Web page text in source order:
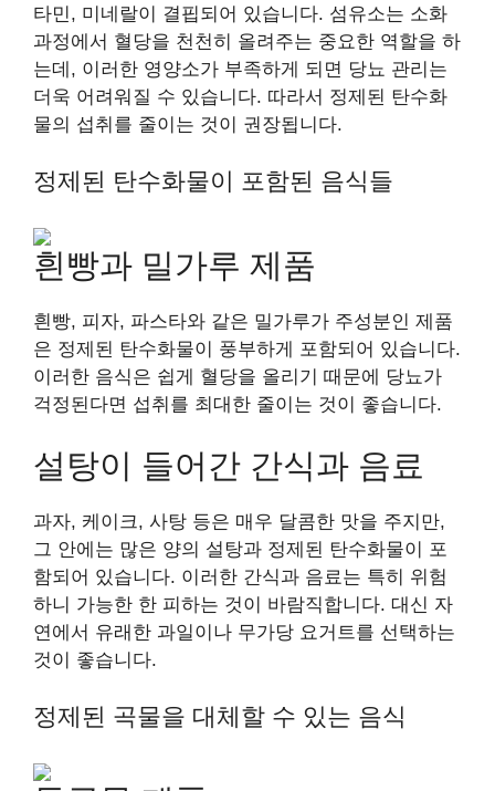
타민, 미네랄이 결핍되어 있습니다. 섬유소는 소화
과정에서 혈당을 천천히 올려주는 중요한 역할을 하
는데, 이러한 영양소가 부족하게 되면 당뇨 관리는
더욱 어려워질 수 있습니다. 따라서 정제된 탄수화
물의 섭취를 줄이는 것이 권장됩니다.
정제된 탄수화물이 포함된 음식들
흰빵과 밀가루 제품
흰빵, 피자, 파스타와 같은 밀가루가 주성분인 제품
은 정제된 탄수화물이 풍부하게 포함되어 있습니다.
이러한 음식은 쉽게 혈당을 올리기 때문에 당뇨가
걱정된다면 섭취를 최대한 줄이는 것이 좋습니다.
설탕이 들어간 간식과 음료
과자, 케이크, 사탕 등은 매우 달콤한 맛을 주지만,
그 안에는 많은 양의 설탕과 정제된 탄수화물이 포
함되어 있습니다. 이러한 간식과 음료는 특히 위험
하니 가능한 한 피하는 것이 바람직합니다. 대신 자
연에서 유래한 과일이나 무가당 요거트를 선택하는
것이 좋습니다.
정제된 곡물을 대체할 수 있는 음식